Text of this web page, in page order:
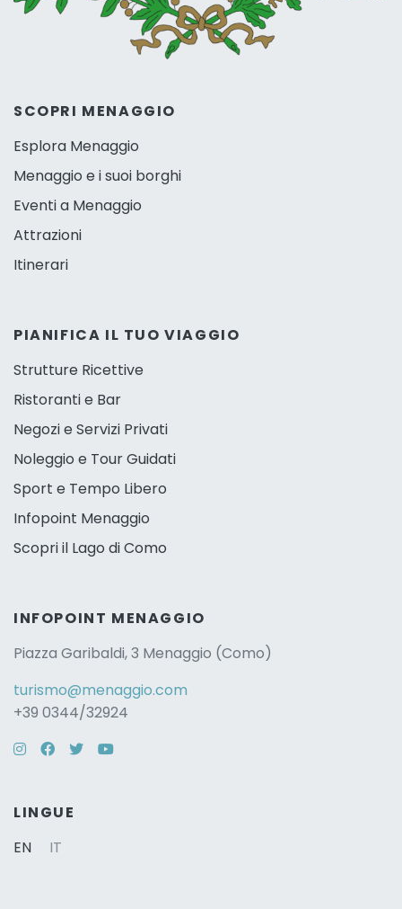
SCOPRI MENAGGIO
Esplora Menaggio
Menaggio e i suoi borghi
Eventi a Menaggio
Attrazioni
Itinerari
PIANIFICA IL TUO VIAGGIO
Strutture Ricettive
Ristoranti e Bar
Negozi e Servizi Privati
Noleggio e Tour Guidati
Sport e Tempo Libero
Infopoint Menaggio
Scopri il Lago di Como
INFOPOINT MENAGGIO
Piazza Garibaldi, 3 Menaggio (Como)
turismo@menaggio.com
+39 0344/32924
Instagram
Facebook
TwitterYouTube
LINGUE
EN
IT